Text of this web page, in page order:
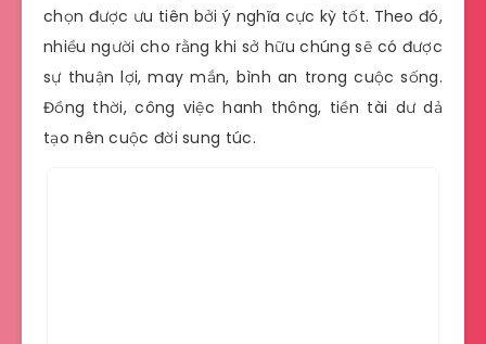
chọn được ưu tiên bởi ý nghĩa cực kỳ tốt. Theo đó,
nhiều người cho rằng khi sở hữu chúng sẽ có được
sự thuận lợi, may mắn, bình an trong cuộc sống.
Đồng thời, công việc hanh thông, tiền tài dư dả
tạo nên cuộc đời sung túc.